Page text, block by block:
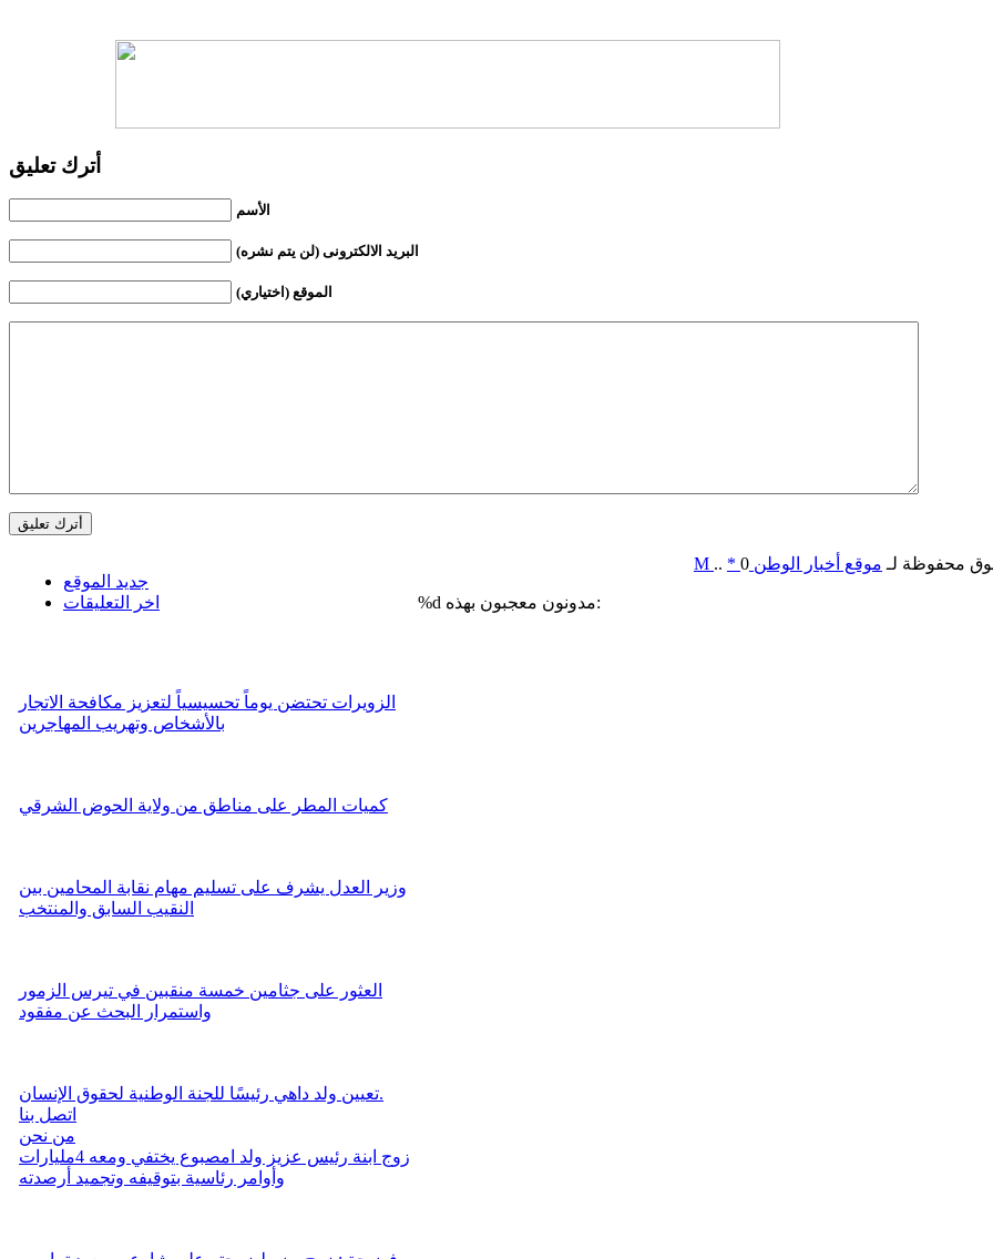
أترك تعليق
الأسم
البريد الالكترونى (لن يتم نشره)
الموقع (اختياري)
جديد الموقع
اخر التعليقات
الزويرات تحتضن يوماً تحسيسياً لتعزيز مكافحة الاتجار
بالأشخاص وتهريب المهاجرين
كميات المطر على مناطق من ولاية الحوض الشرقي
وزير العدل يشرف على تسليم مهام نقابة المحامين بين
النقيب السابق والمنتخب
العثور على جثامين خمسة منقبين في تيرس الزمور
واستمرار البحث عن مفقود
تعيين ولد داهي رئيسًا للجنة الوطنية لحقوق الإنسان.
اتصل بنا
من نحن
زوج ابنة رئيس عزيز ولد امصبوع يختفي ومعه 4مليارات
وأوامر رئاسية بتوقيفه وتجميد أرصدته
M .. * محفوظة لـ موقع أخبار الوطن 0
%d مدونون معجبون بهذه: